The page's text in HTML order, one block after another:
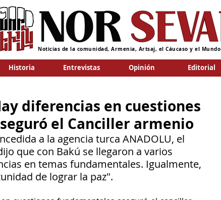
Noticias de la comunidad, Armenia, Artsaj, el Cáucaso y el Mundo
Historia Entrevistas Opinión Editorial
diferencias en cuestiones
el Canciller armenio
a la agencia turca ANADOLU, el
que con Bakú se llegaron a varios
en temas fundamentales. Igualmente,
de lograr la paz".